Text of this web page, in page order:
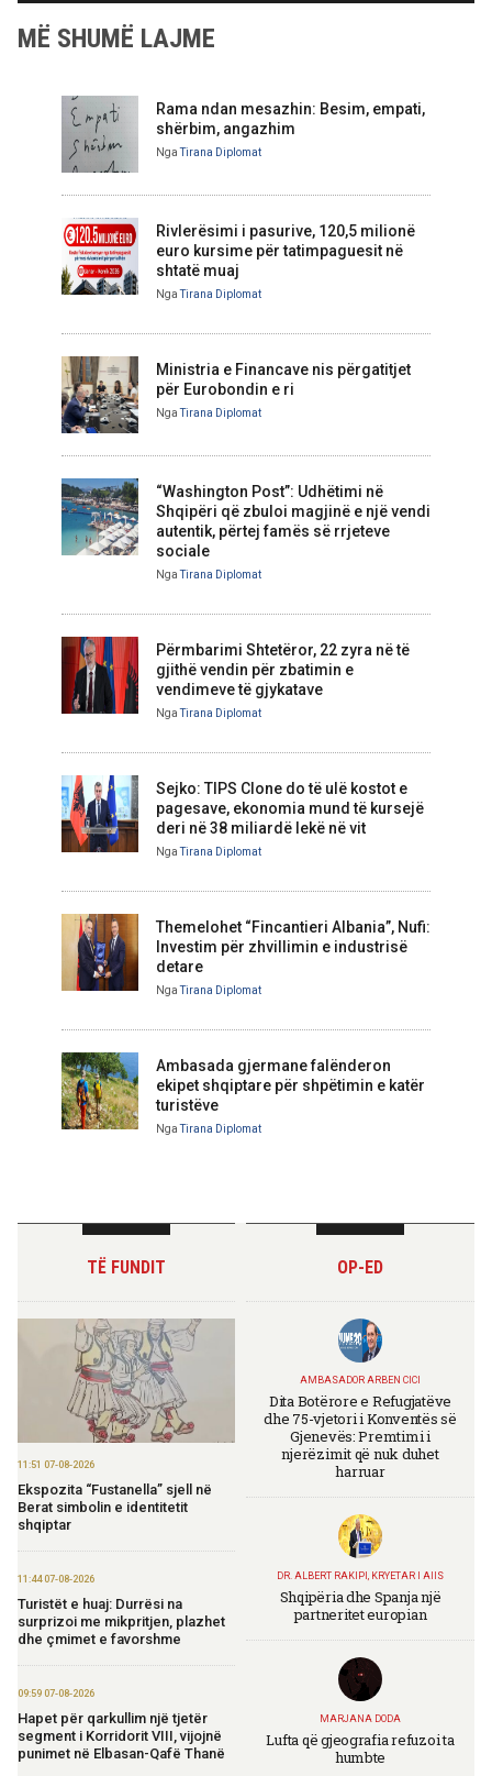
MË SHUMË LAJME
Rama ndan mesazhin: Besim, empati,
shërbim, angazhim
NgaTirana Diplomat
Rivlerësimi i pasurive, 120,5 milionë
euro kursime për tatimpaguesit në
shtatë muaj
NgaTirana Diplomat
Ministria e Financave nis përgatitjet
për Eurobondin e ri
NgaTirana Diplomat
“Washington Post”: Udhëtimi në
Shqipëri që zbuloi magjinë e një vendi
autentik, përtej famës së rrjeteve
sociale
NgaTirana Diplomat
Përmbarimi Shtetëror, 22 zyra në të
gjithë vendin për zbatimin e
vendimeve të gjykatave
NgaTirana Diplomat
Sejko: TIPS Clone do të ulë kostot e
pagesave, ekonomia mund të kursejë
deri në 38 miliardë lekë në vit
NgaTirana Diplomat
Themelohet “Fincantieri Albania”, Nufi:
Investim për zhvillimin e industrisë
detare
NgaTirana Diplomat
Ambasada gjermane falënderon
ekipet shqiptare për shpëtimin e katër
turistëve
NgaTirana Diplomat
TË FUNDIT
11:51 07-08-2026
Ekspozita “Fustanella” sjell në
Berat simbolin e identitetit
shqiptar
11:44 07-08-2026
Turistët e huaj: Durrësi na
surprizoi me mikpritjen, plazhet
dhe çmimet e favorshme
09:59 07-08-2026
Hapet për qarkullim një tjetër
segment i Korridorit VIII, vijojnë
punimet në Elbasan-Qafë Thanë
OP-ED
AMBASADOR ARBEN CICI
Dita Botërore e Refugjatëve
dhe 75-vjetori i Konventës së
Gjenevës: Premtimi i
njerëzimit që nuk duhet
harruar
DR. ALBERT RAKIPI, KRYETAR I AIIS
Shqipëria dhe Spanja një
partneritet europian
MARJANA DODA
Lufta që gjeografia refuzoi ta
humbte